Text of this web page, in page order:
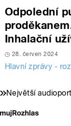
Odpolední
Inhalační
28. červen 2024
Hlavní zprávy -
Největší